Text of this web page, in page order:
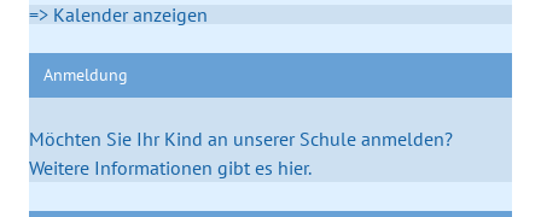
=> Kalender anzeigen
Anmeldung
Möchten Sie Ihr Kind an unserer Schule anmelden?
Weitere Informationen gibt es hier.